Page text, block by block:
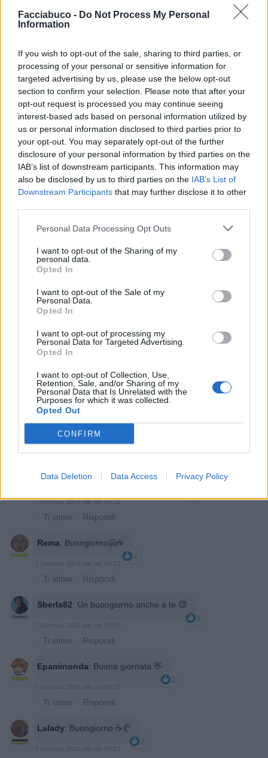
Facciabuco - Do Not Process My Personal
Information
If you wish to opt-out of the sale, sharing to third parties, or
processing of your personal or sensitive information for
targeted advertising by us, please use the below opt-out
section to confirm your selection. Please note that after your
opt-out request is processed you may continue seeing
interest-based ads based on personal information utilized by
us or personal information disclosed to third parties prior to
your opt-out. You may separately opt-out of the further
disclosure of your personal information by third parties on the
IAB’s list of downstream participants. This information may
also be disclosed by us to third parties on the IAB’s List of
Downstream Participants that may further disclose it to other
Personal Data Processing Opt Outs
I want to opt-out of the Sharing of my
personal data.
Opted In
I want to opt-out of the Sale of my
Personal Data.
Opted In
I want to opt-out of processing my
Personal Data for Targeted Advertising.
Opted In
I want to opt-out of Collection, Use,
Retention, Sale, and/or Sharing of my
Personal Data that Is Unrelated with the
Purposes for which it was collected.
Opted Out
CONFIRM
Data Deletion Data Access Privacy Policy
·Ti stimo ·Rispondi
3
7 Gennaio 2024 alle ore 07:47
Ti stimo· Rispondi
Buon giorno anche a te amica mia ☕🥐🍀
7 Gennaio 2024 alle ore 07:54
·Ti stimo· Rispondi
Potiomkin:Buongiorno ☕🤗
7 Gennaio 2024 alle ore 07:56
·Ti stimo·Rispondi
Mano:Buongiorno 🤗
2
7 Gennaio 2024 alle ore 07:59
·Ti stimo
Mitraglietta:Buona domenica
7 Gennaio 2024 alle ore 08:04
·Ti stimo·Rispondi
BIONDINA
7 Gennaio 2024 alle ore 08:10
·Ti stimo ·Rispondi
·Ti stimo·Rispondi
Soldato:Buona giornata Benemerita59
7 Gennaio 2024 alle ore 08:16
· Ti stimo · Rispondi
Rema: Buongiorno🤗☕️
2
7 Gennaio 2024 alle ore 08:22
· Ti stimo · Rispondi
Sberla82: Un buongiorno anche a te 😊
1
7 Gennaio 2024 alle ore 08:50
· Ti stimo · Rispondi
Epaminonda: Buona giornata 👋
2
7 Gennaio 2024 alle ore 08:57
· Ti stimo · Rispondi
Lalady: Buongiorno ☕️🥐
2
7 Gennaio 2024 alle ore 09:01